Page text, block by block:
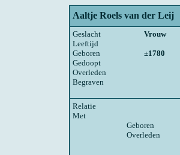
Aaltje Roels van der Leij
Geslacht
Vrouw
Leeftijd
Geboren
±1780
Gedoopt
Overleden
Begraven
Relatie
Met
Geboren
Overleden